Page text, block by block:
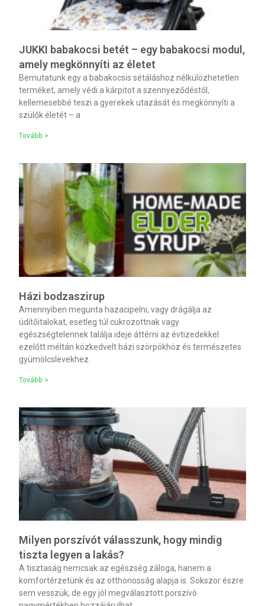
JUKKI babakocsi betét – egy babakocsi modul,
amely megkönnyíti az életet
Bemutatunk egy a babakocsis sétáláshoz nélkülözhetetlen
terméket, amely védi a kárpitot a szennyeződéstől,
kellemesebbé teszi a gyerekek utazását és megkönnyíti a
szülők életét – a
Tovább >
Házi bodzaszirup
Amennyiben megunta hazacipelni, vagy drágálja az
üdítőitalokat, esetleg túl cukrozottnak vagy
egészségtelennek találja ideje áttérni az évtizedekkel
ezelőtt méltán közkedvelt házi szörpökhöz és természetes
gyümölcslevekhez.
Tovább >
Milyen porszívót válasszunk, hogy mindig
tiszta legyen a lakás?
A tisztaság nemcsak az egészség záloga, hanem a
komfortérzetünk és az otthonosság alapja is. Sokszor észre
sem vesszük, de egy jól megválasztott porszívó